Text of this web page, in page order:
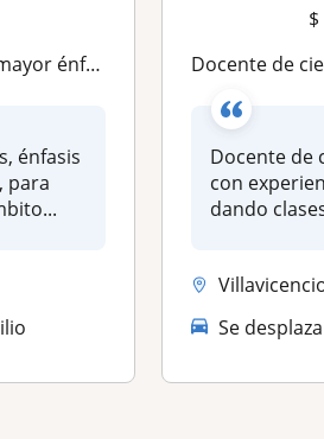
en sociales
énfasis
para
$
Docente de ciencias
Docente de
con
dando
Se